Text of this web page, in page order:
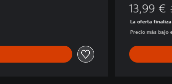
13,99 €
La oferta finaliza
Precio más bajo